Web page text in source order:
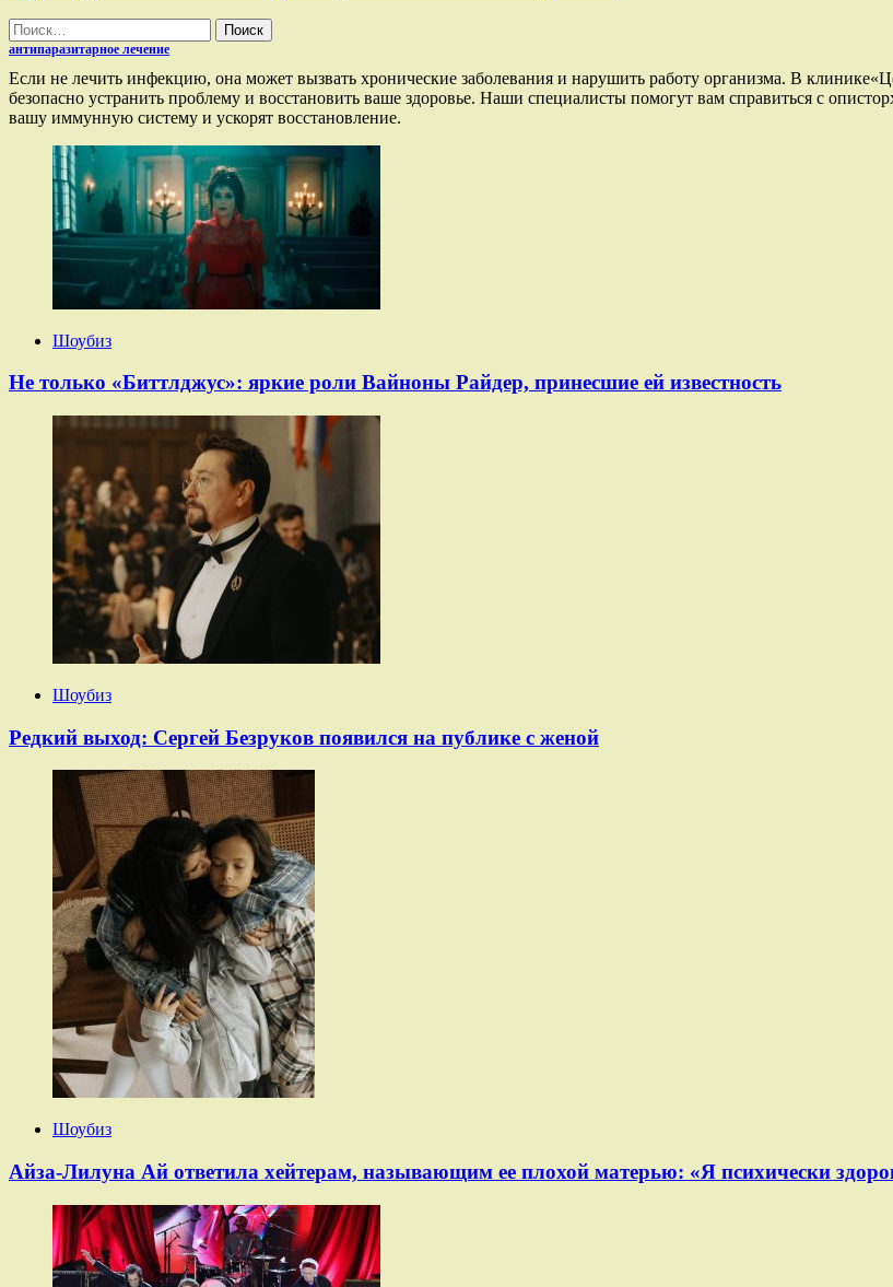
Найти:
антипаразитарное лечение
Если не лечить инфекцию, она может вызвать хронические заболевания и нарушить работу организма. В
безопасно устранить проблему и восстановить ваше здоровье. Наши специалисты помогут вам справиться с
вашу иммунную систему и ускорят восстановление.
Шоубиз
Не только «Биттлджус»: яркие роли Вайноны Райдер, принесшие ей известность
Шоубиз
Редкий выход: Сергей Безруков появился на публике с женой
Шоубиз
Айза-Лилуна Ай ответила хейтерам, называющим ее плохой матерью: «Я психически